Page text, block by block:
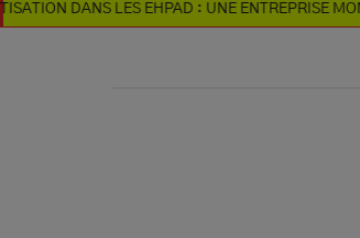
LES EHPAD : UNE ENTREPRISE